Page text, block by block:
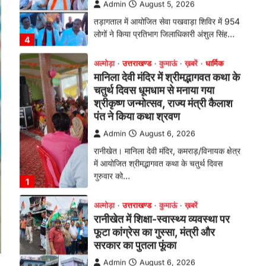
4
तड़ागताल में आयोजित सेवा पखवाड़ा शिविर में 954
लोगों ने किया प्रतिभाग जिलाधिकारी अंशुल सिंह…
1
मानिला देवी मंदिर में श्रीमद्भागवत कथा के
चतुर्थ दिवस धूमधाम से मनाया गया
श्रीकृष्ण जन्मोत्सव, राज्य मंत्री कैलाश
पंत ने किया कथा श्रवण
Admin August 6, 2026
रानीखेत। मानिला देवी मंदिर, कमराड़/विनायक क्षेत्र
में आयोजित श्रीमद्भागवत कथा के चतुर्थ दिवस
गुरुवार को…
रानीखेत में शिक्षा-स्वास्थ्य व्यवस्था पर
फूटा कांग्रेस का गुस्सा, मंत्री और
सरकार का पुतला फूंका
Admin August 6, 2026